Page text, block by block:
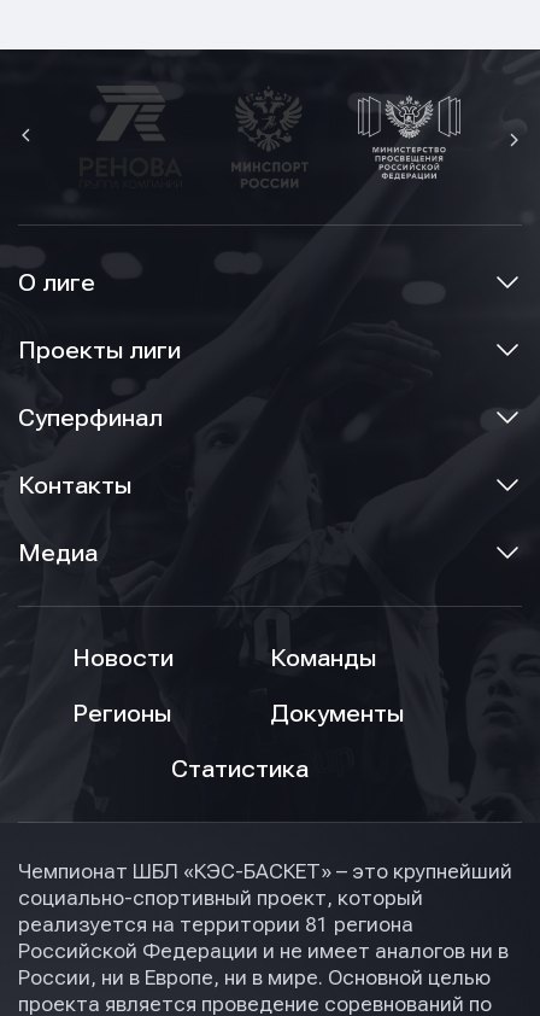
О лиге
Проекты лиги
Суперфинал
Контакты
Медиа
Новости
Команды
Регионы
Документы
Статистика
Чемпионат ШБЛ «КЭС-БАСКЕТ» – это крупнейший
социально-спортивный проект, который
реализуется на территории 81 региона
Российской Федерации и не имеет аналогов ни в
России, ни в Европе, ни в мире. Основной целью
проекта является проведение соревнований по